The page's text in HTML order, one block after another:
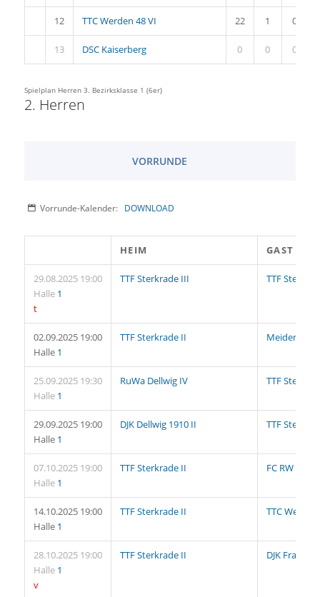
12 TTC Werden 48 VI 22 1 0
13 DSC Kaiserberg 0 0 0
Spielplan Herren 3. Bezirksklasse 1 (6er)
2. Herren
VORRUNDE
Vorrunde-Kalender: DOWNLOAD
HEIM GAST
29.08.2025 19:00
Halle 1
t
TTF Sterkrade III TTF
02.09.2025 19:00
Halle 1
TTF Sterkrade II Meidericher
25.09.2025 19:30
Halle 1
RuWa Dellwig IV TTF
29.09.2025 19:00
Halle 1
DJK Dellwig 1910 II TTF
07.10.2025 19:00
Halle 1
TTF Sterkrade II FC RW
14.10.2025 19:00
Halle 1
TTF Sterkrade II TTC Werden
28.10.2025 19:00
Halle 1
v
TTF Sterkrade II DJK Franz-